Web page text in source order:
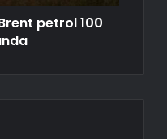
petrol 100